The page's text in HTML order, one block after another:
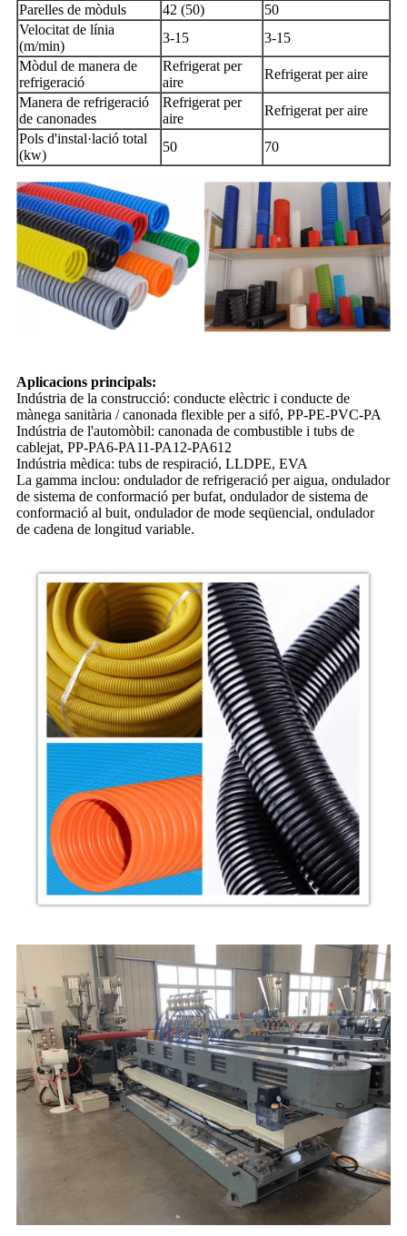
Parelles de mòduls
42 (50)
50
Velocitat de línia
(m/min)
3-15
3-15
Mòdul de manera de
refrigeració
Refrigerat per
aire
Refrigerat per aire
Manera de refrigeració
de canonades
Refrigerat per
aire
Refrigerat per aire
Pols d'instal·lació total
(kw)
50 70
Aplicacions principals:
Indústria de la construcció: conducte elèctric i conducte de
mànega sanitària / canonada flexible per a sifó, PP-PE-PVC-PA
Indústria de l'automòbil: canonada de combustible i tubs de
cablejat, PP-PA6-PA11-PA12-PA612
Indústria mèdica: tubs de respiració, LLDPE, EVA
La gamma inclou: ondulador de refrigeració per aigua, ondulador
de sistema de conformació per bufat, ondulador de sistema de
conformació al buit, ondulador de mode seqüencial, ondulador
de cadena de longitud variable.